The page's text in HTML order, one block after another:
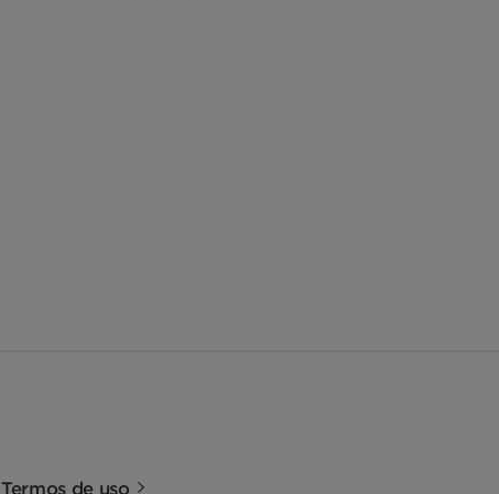
Termos de uso